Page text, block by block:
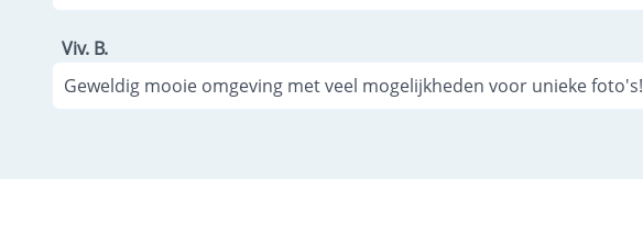
Viv. B.
Geweldig mooie omgeving met veel mogelijkheden voor unieke foto's!